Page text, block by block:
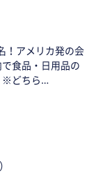
！アメリカ発の会
食品・日用品の
※どちら…